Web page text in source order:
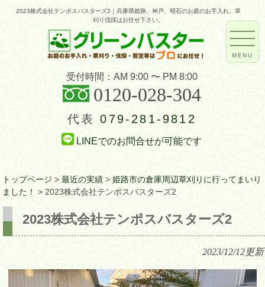
2023株式会社テンポスバスターズ2｜兵庫県姫路、神戸、明石のお庭のお手入れ、草
刈り伐採はお任せ下さい。
受付時間：AM 9:00 〜 PM 8:00
0120-028-304
代表079-281-9812
LINEでのお問合せが可能です
MENU
トップページ > 最近の実績 > 姫路市の倉庫周辺草刈りに行ってまいり
ました！
> 2023株式会社テンポスバスターズ2
2023株式会社テンポスバスターズ2
2023/12/12更新